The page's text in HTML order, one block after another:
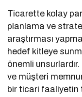
Ticarette kolay
planlama ve
araştırması
hedef kitleye
önemli
ve müşteri
bir ticari faaliyetin